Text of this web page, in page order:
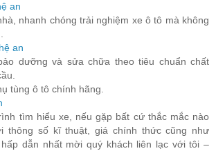
an
nhanh chóng trải nghiệm xe ô tô mà không
an
dưỡng và sửa chữa theo tiêu chuẩn chất
tùng ô tô chính hãng.
tìm hiểu xe, nếu gặp bất cứ thắc mắc nào
thông số kĩ thuật, giá chính thức cũng như
hấp dẫn nhất mời quý khách liên lạc với tôi –